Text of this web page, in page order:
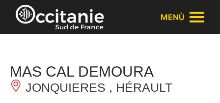
Pannello di gestione dei cookies
MENÙ
MAS CAL DEMOURA
JONQUIERES , HÉRAULT